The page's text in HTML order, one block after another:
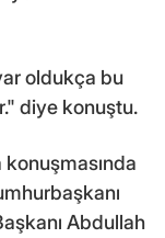
oldukça bu
diye konuştu.
konuşmasında
Abdullah